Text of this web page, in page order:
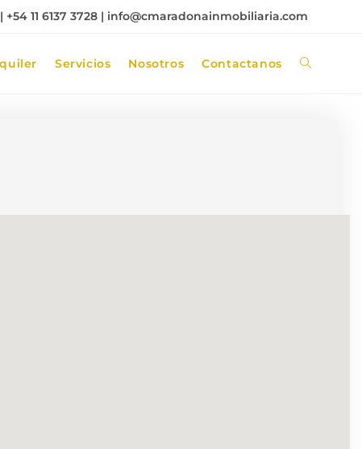
11 6137 3728 | info@cmaradonainmobiliaria.com
Servicios Nosotros Contactanos